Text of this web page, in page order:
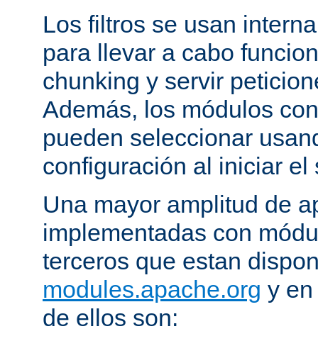
Los filtros se usan
para llevar a cabo
chunking y servir
Además, los módulos
pueden seleccionar
configuración al iniciar el
Una mayor amplitud de
implementadas con
terceros que estan
modules.apache.org y
de ellos son: